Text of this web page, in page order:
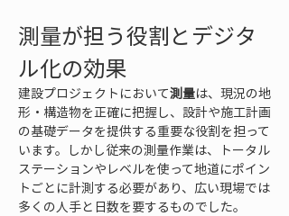
測量が担う役割とデジタ
ル化の効果
建設プロジェクトにおいて測量は、現況の地
形・構造物を正確に把握し、設計や施工計画
の基礎データを提供する重要な役割を担って
います。しかし従来の測量作業は、トータル
ステーションやレベルを使って地道にポイン
トごとに計測する必要があり、広い現場では
多くの人手と日数を要するものでした。